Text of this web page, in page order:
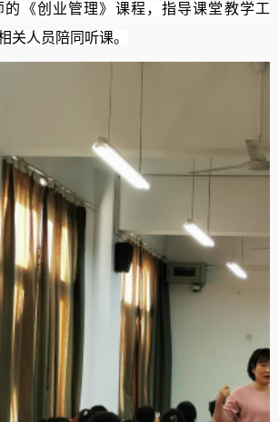
《创业管理》课程，指导课堂教学工
关人员陪同听课。